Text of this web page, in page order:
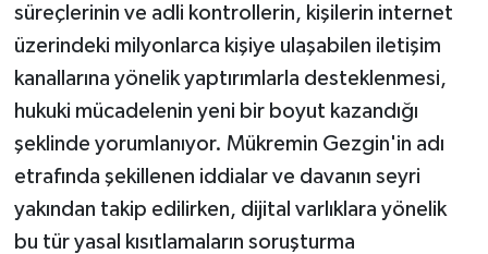
süreçlerinin ve adli kontrollerin, kişilerin internet
üzerindeki milyonlarca kişiye ulaşabilen iletişim
kanallarına yönelik yaptırımlarla desteklenmesi,
hukuki mücadelenin yeni bir boyut kazandığı
şeklinde yorumlanıyor. Mükremin Gezgin'in adı
etrafında şekillenen iddialar ve davanın seyri
yakından takip edilirken, dijital varlıklara yönelik
bu tür yasal kısıtlamaların soruşturma